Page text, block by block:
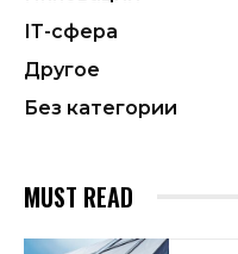
ІТ-сфера
Другое
Без категории
MUST READ